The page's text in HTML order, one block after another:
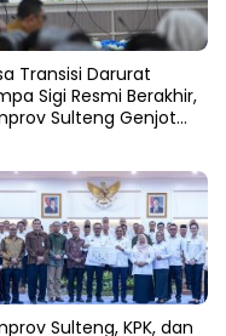
Transisi Darurat
Sigi Resmi Berakhir,
Sulteng Genjot
Sulteng, KPK, dan